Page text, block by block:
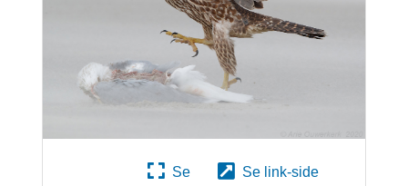
Se
Se link-side